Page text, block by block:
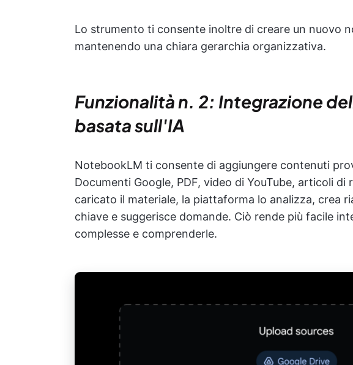
Lo strumento ti consente inoltre di creare un nuovo
mantenendo una chiara gerarchia organizzativa.
Funzionalità n. 2: Integrazione
basata sull'IA
NotebookLM ti consente di aggiungere contenuti
Documenti Google, PDF, video di YouTube, articoli di
caricato il materiale, la piattaforma lo analizza, crea
chiave e suggerisce domande. Ciò rende più facile
complesse e comprenderle.